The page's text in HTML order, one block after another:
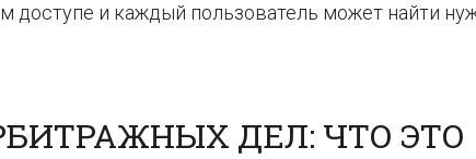
доступе и каждый пользователь может найти
ДЕЛ: ЧТО ЭТО